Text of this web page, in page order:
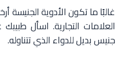
غالبًا ما تكون الأدوية الجنيسة
العلامات التجارية. اسأل
جنيس بديل للدواء الذي تتناوله.